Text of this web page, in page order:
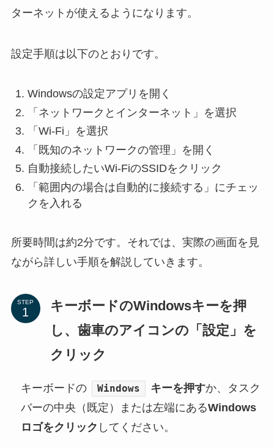
ターネットが使えるようになります。
設定手順は以下のとおりです。
Windowsの設定アプリを開く
「ネットワークとインターネット」を選択
「Wi-Fi」を選択
「既知のネットワークの管理」を開く
自動接続したいWi-FiのSSIDをクリック
「範囲内の場合は自動的に接続する」にチェッ
クを入れる
所要時間は約2分です。それでは、実際の画面を見
ながら詳しい手順を解説していきます。
STEP
キーボードのWindowsキーを押
し、歯車のアイコンの「設定」を
クリック
キーボードの Windows キーを押すか、タスク
バーの中央（既定）または左端にあるWindows
ロゴをクリック してください。